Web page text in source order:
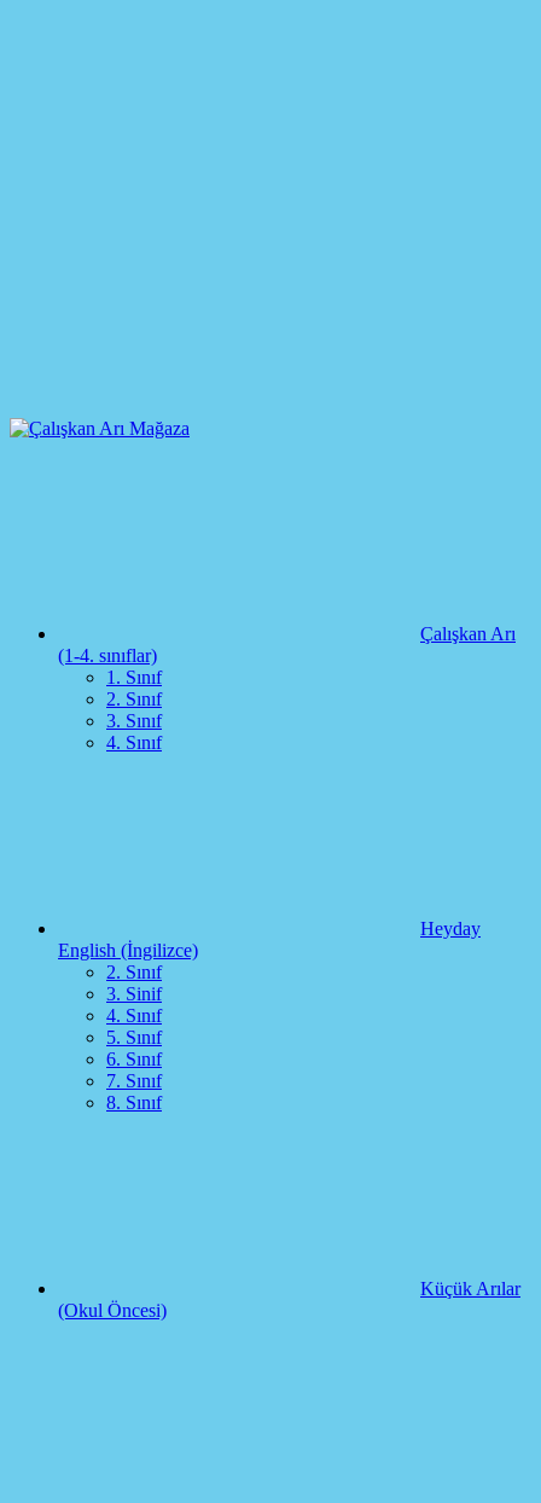
Çalışkan Arı
(1-4. sınıflar)
1. Sınıf
2. Sınıf
3. Sınıf
4. Sınıf
Heyday
English (İngilizce)
2. Sınıf
3. Sinif
4. Sınıf
5. Sınıf
6. Sınıf
7. Sınıf
8. Sınıf
Küçük Arılar
(Okul Öncesi)